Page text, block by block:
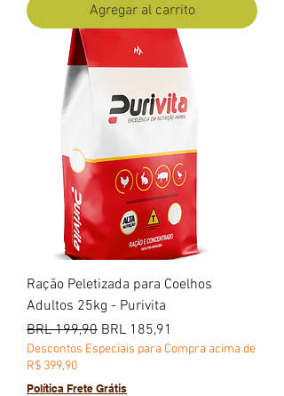
Agregar al carrito
Ração Peletizada para Coelhos
Adultos 25kg - Purivita
Precio
BRL 199,90 Precio de oferta
BRL 185,91
Descontos Especiais para Compra acima de
R$ 399,90
Política Frete Grátis